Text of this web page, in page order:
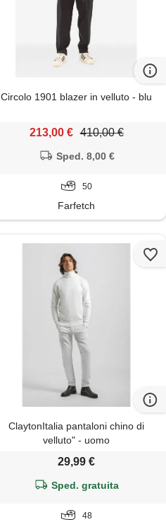
Circolo 1901 blazer in velluto - blu
213,00 € 410,00 €
Sped. 8,00 €
50
Farfetch
ClaytonItalia pantaloni chino di
velluto" - uomo
29,99 €
Sped. gratuita
48